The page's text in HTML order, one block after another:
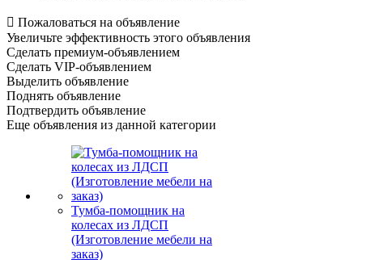
 Пожаловаться на объявление
Увеличьте эффективность этого объявления
Сделать премиум-объявлением
Сделать VIP-объявлением
Выделить объявление
Поднять объявление
Подтвердить объявление
Еще объявления из данной категории
Тумба-помощник на
колесах из ЛДСП
(Изготовление мебели на
заказ)